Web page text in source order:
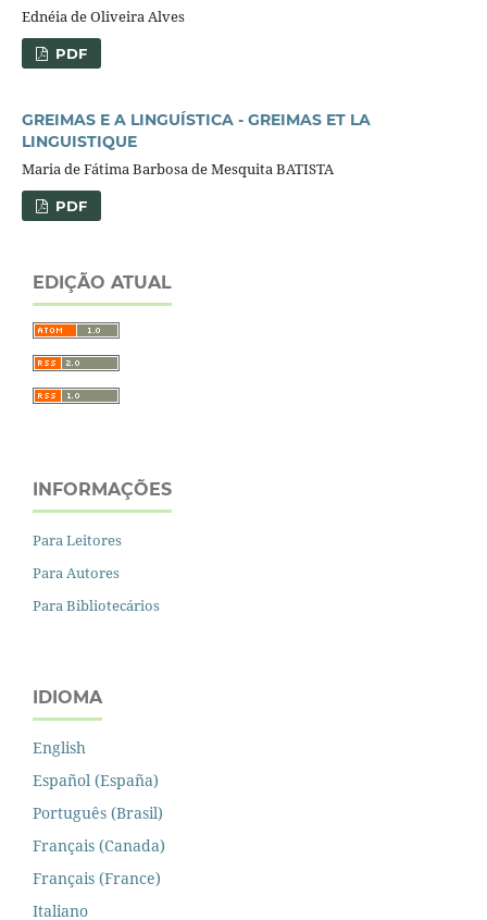
Ednéia de Oliveira Alves
PDF
GREIMAS E A LINGUÍSTICA - GREIMAS ET LA
LINGUISTIQUE
Maria de Fátima Barbosa de Mesquita BATISTA
PDF
EDIÇÃO ATUAL
INFORMAÇÕES
Para Leitores
Para Autores
Para Bibliotecários
IDIOMA
English
Español (España)
Português (Brasil)
Français (Canada)
Français (France)
Italiano